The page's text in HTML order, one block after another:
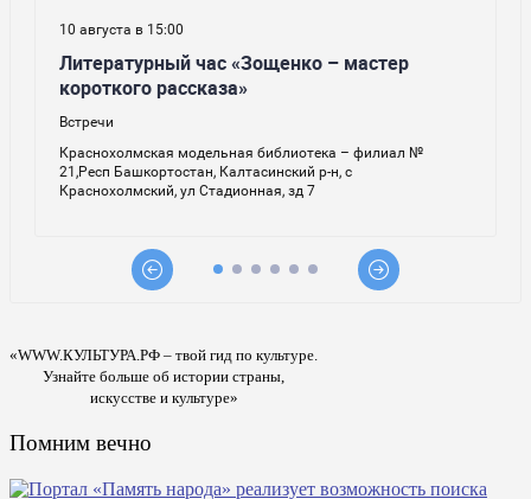
«WWW.КУЛЬТУРА.РФ – твой гид по культуре.
Узнайте больше об истории страны,
искусстве и культуре»
Помним вечно